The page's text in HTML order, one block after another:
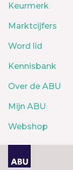
Keurmerk
Marktcijfers
Word lid
Kennisbank
Over de ABU
Mijn ABU
Webshop